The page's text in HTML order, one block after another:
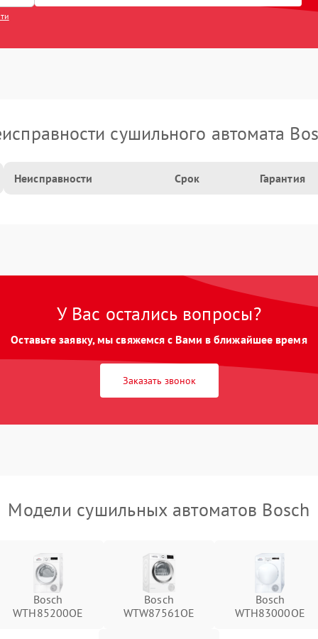
сушильного автомата
Неисправности Срок Гарантия
У Вас остались вопросы?
Оставьте заявку, мы свяжемся с Вами в ближайшее время
Заказать звонок
Модели сушильных автоматов Bosch
Bosch
WTH85200OE
Bosch
WTW87561OE
Bosch
WTH83000OE